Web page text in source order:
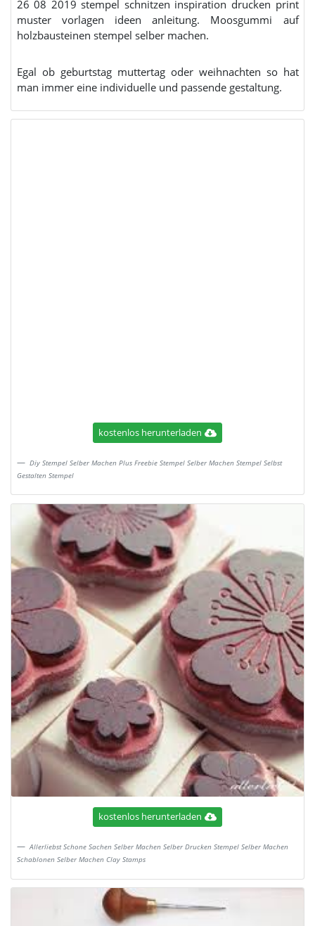
26 08 2019 stempel schnitzen inspiration drucken print
muster vorlagen ideen anleitung. Moosgummi auf
holzbausteinen stempel selber machen.
Egal ob geburtstag muttertag oder weihnachten so hat
man immer eine individuelle und passende gestaltung.
kostenlos herunterladen
Diy Stempel Selber Machen Plus Freebie Stempel Selber Machen Stempel Selbst
Gestalten Stempel
kostenlos herunterladen
Allerliebst Schone Sachen Selber Machen Selber Drucken Stempel Selber Machen
Schablonen Selber Machen Clay Stamps